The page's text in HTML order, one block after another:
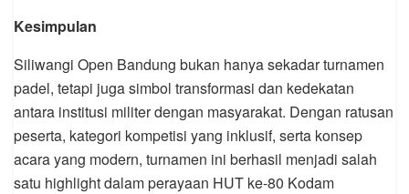
Kesimpulan
Siliwangi Open Bandung bukan hanya sekadar turnamen
padel, tetapi juga simbol transformasi dan kedekatan
antara institusi militer dengan masyarakat. Dengan ratusan
peserta, kategori kompetisi yang inklusif, serta konsep
acara yang modern, turnamen ini berhasil menjadi salah
satu highlight dalam perayaan HUT ke-80 Kodam